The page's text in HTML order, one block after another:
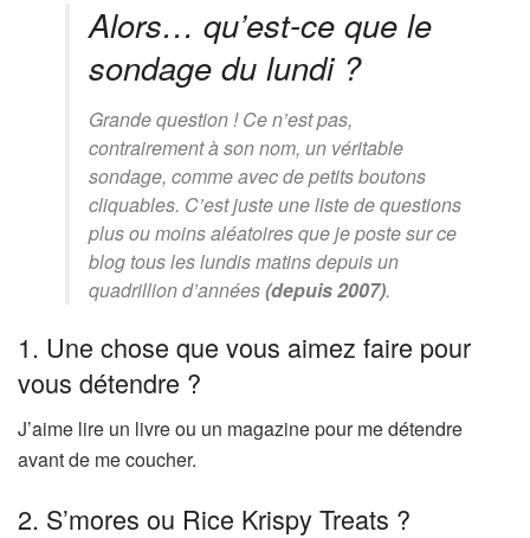
Alors… qu’est-ce que le
sondage du lundi ?
Grande question ! Ce n’est pas,
contrairement à son nom, un véritable
sondage, comme avec de petits boutons
cliquables. C’est juste une liste de questions
plus ou moins aléatoires que je poste sur ce
blog tous les lundis matins depuis un
quadrillion d’années(depuis 2007).
1. Une chose que vous aimez faire pour
vous détendre ?
J’aime lire un livre ou un magazine pour me détendre
avant de me coucher.
2. S’mores ou Rice Krispy Treats ?